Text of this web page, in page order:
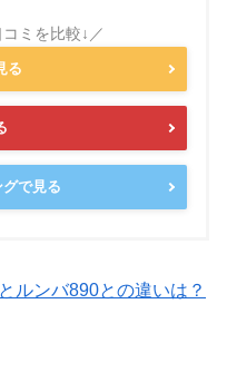
る
で見る
ルンバ890との違いは？